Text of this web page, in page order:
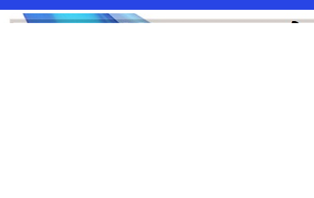
Перейти к основному содержанию